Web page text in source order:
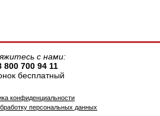
конфиденциальности
персональных данных
с нами:
800 700 94 11
бесплатный